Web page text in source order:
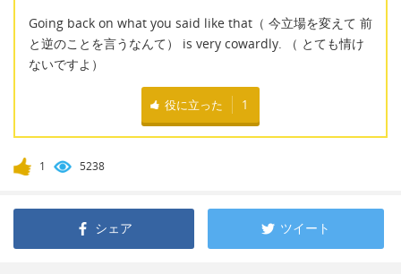
Going back on what you said like that（ 今立場を変えて 前
と逆のことを言うなんて） is very cowardly. （ とても情け
ないですよ）
役に立った 1
1 5238
シェア ツイート